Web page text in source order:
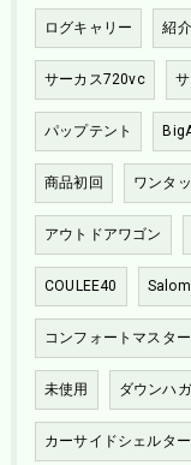
ログキャリー 紹介
サーカス720vc
パップテント
商品初回 ワンタ
アウトドアワゴン
COULEE40
コンフォートマスター
未使用 ダウンハ
カーサイドシェルター